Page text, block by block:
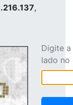
,
Digite
lado no